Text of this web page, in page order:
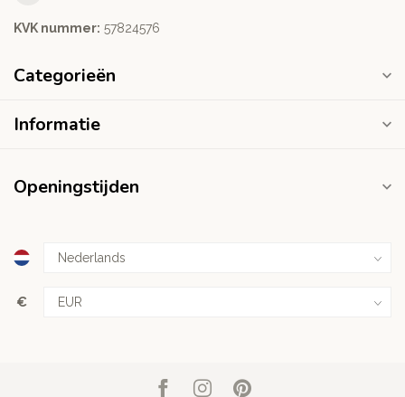
KVK nummer: ‭57824576‬
Categorieën
Informatie
Openingstijden
€